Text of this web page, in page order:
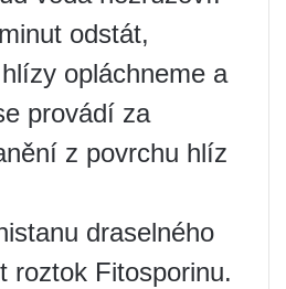
odstát,
opláchneme a
provádí za
z povrchu hlíz
draselného
roztok Fitosporinu.